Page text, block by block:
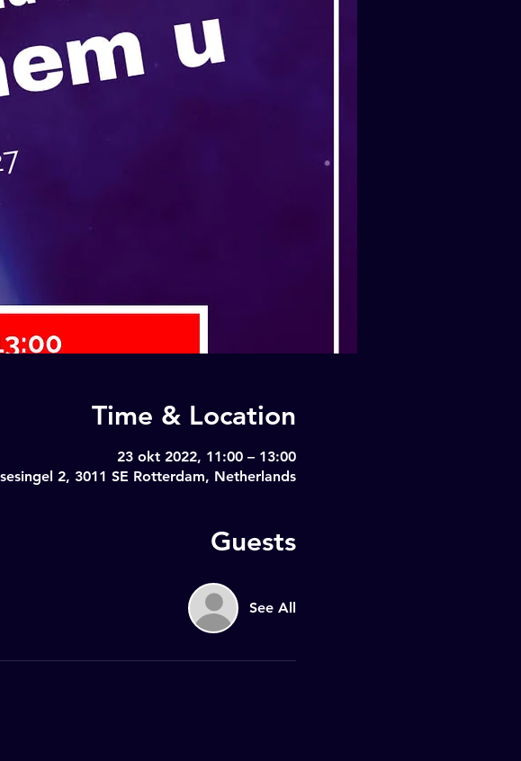
Time & Location
23 okt 2022, 11:00 – 13:00
2, 3011 SE Rotterdam, Netherlands
Guests
See All